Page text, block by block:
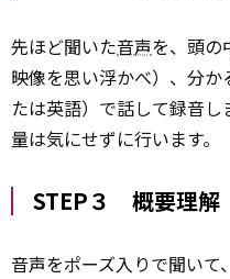
先ほど聞いた音声を、頭の
映像を思い浮かべ）、分
たは英語）で話して録音
量は気にせずに行います。
STEP３ 概要理解
音声をポーズ入りで聞いて